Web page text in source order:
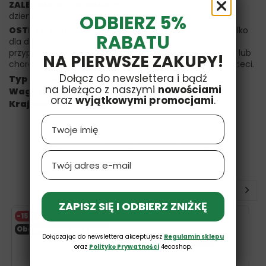
ZALECANE STOSOWANIE:
Przyjmować 1-2 kapsułki
dziennie w zależności od potrzeb.
OSTRZEŻENIA:
Produkt może powodować senność. Tylko
dla dorosłych. Proszę skonsultować się z lekarzem w
przypadku ciąży/karmienia piersią, przyjmowania leków lub
chorób. Przechowywać w miejscu niedostępnym dla dzieci.
Typ jednostki:Vcaps
Waga netto:80 g
Kraj pochodzenia:Stany Zjednoczone
16 INNYCH PRODUKTÓW W TEJ SAMEJ
KATEGORII:
-15%
Obecnie brak na stanie
ODBIERZ 5%
RABATU
NA PIERWSZE ZAKUPY!
Dołącz do newslettera i bądź
na bieżąco z naszymi nowościami
oraz wyjątkowymi promocjami.
Name
Email
ZAPISZ SIĘ I ODBIERZ ZNIŻKĘ
Dołączając do newslettera akceptujesz Regulamin sklepu
oraz Politykę Prywatności 4ecoshop.